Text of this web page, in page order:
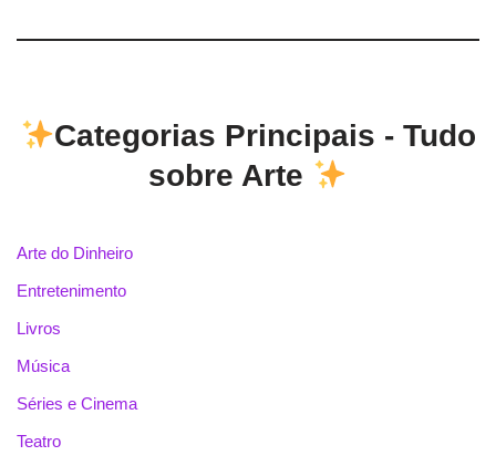
Categorias Principais - Tudo
sobre Arte
Arte do Dinheiro
Entretenimento
Livros
Música
Séries e Cinema
Teatro